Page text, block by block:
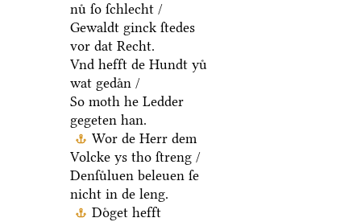
nuͤ ſo ſchlecht /
Gewaldt ginck ſtedes
vor dat Recht.
Vnd hefft de Hundt yuͤ
wat gedaͤn /
So moth he Ledder
gegeten han.
Wor de Herr dem
Volcke ys tho ſtreng /
Denſuͤluen beleuen ſe
nicht in de leng.
Doͤget hefft